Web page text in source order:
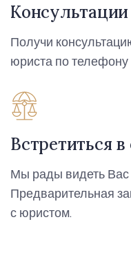
Получи
юриста по телефону
Встретиться
Мы рады видеть
Предварительная
с юристом.